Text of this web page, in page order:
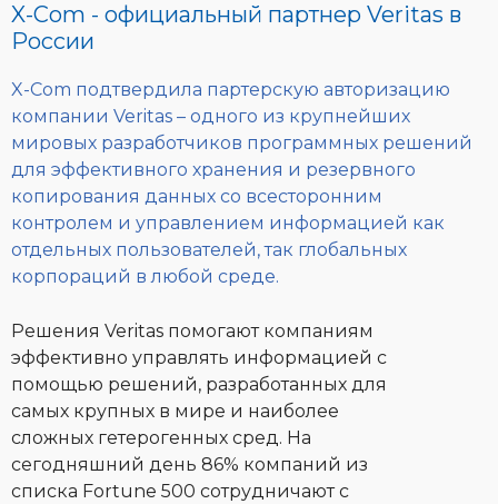
X-Com - официальный партнер Veritas в
России
X-Com подтвердила партерскую авторизацию
компании Veritas – одного из крупнейших
мировых разработчиков программных решений
для эффективного хранения и резервного
копирования данных со всесторонним
контролем и управлением информацией как
отдельных пользователей, так глобальных
корпораций в любой среде.
Решения Veritas помогают компаниям
эффективно управлять информацией с
помощью решений, разработанных для
самых крупных в мире и наиболее
сложных гетерогенных сред. На
сегодняшний день 86% компаний из
списка Fortune 500 сотрудничают с